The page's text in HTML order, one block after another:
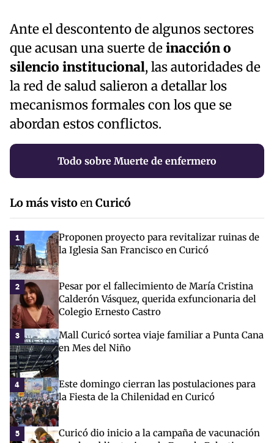
Ante el descontento de algunos sectores
que acusan una suerte deinacción o
silencio institucional, las autoridades de
la red de salud salieron a detallar los
mecanismos formales con los que se
abordan estos conflictos.
Todo sobre Muerte de enfermero
Lo más vistoenCuricó
1
Proponen proyecto para revitalizar ruinas de
la Iglesia San Francisco en Curicó
2
Pesar por el fallecimiento de María Cristina
Calderón Vásquez, querida exfuncionaria del
Colegio Ernesto Castro
3
Mall Curicó sortea viaje familiar a Punta Cana
en Mes del Niño
4
Este domingo cierran las postulaciones para
la Fiesta de la Chilenidad en Curicó
5
Curicó dio inicio a la campaña de vacunación